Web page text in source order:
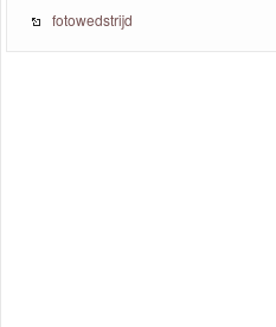
fotowedstrijd